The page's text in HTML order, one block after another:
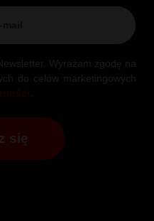
Wyrażam zgodę na
do celów marketingowych
się